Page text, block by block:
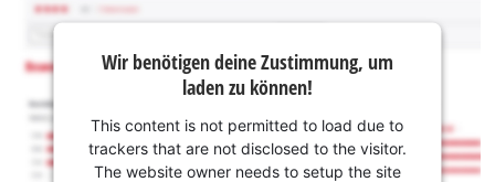
Wir benötigen deine Zustimmung, um
laden zu können!
This content is not permitted to load due to
trackers that are not disclosed to the visitor.
The website owner needs to setup the site